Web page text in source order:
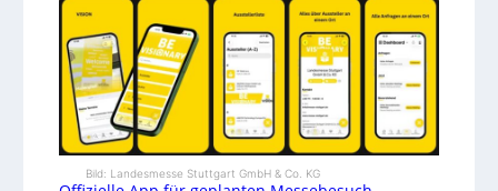
Bild: Landesmesse Stuttgart GmbH & Co. KG